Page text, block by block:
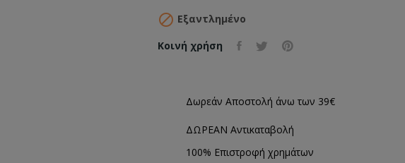
 Εξαντλημένο
Κοινή χρήση
Δωρεάν Αποστολή άνω των 39€
ΔΩΡΕΑΝ Αντικαταβολή
100% Επιστροφή χρημάτων